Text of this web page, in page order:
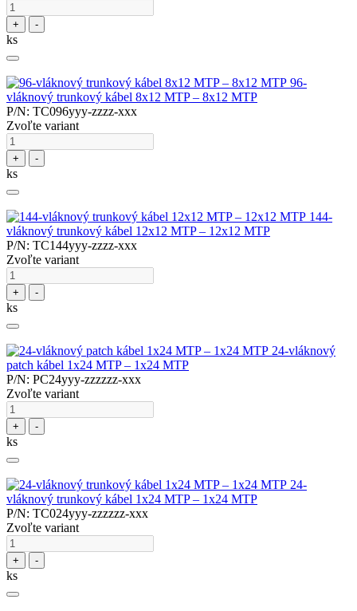
+ -
ks
96-
vláknový trunkový kábel 8x12 MTP – 8x12 MTP
P/N: TC096yyy-zzzz-xxx
Zvoľte variant
+ -
ks
144-
vláknový trunkový kábel 12x12 MTP – 12x12 MTP
P/N: TC144yyy-zzzz-xxx
Zvoľte variant
+ -
ks
24-vláknový
patch kábel 1x24 MTP – 1x24 MTP
P/N: PC24yyy-zzzzzz-xxx
Zvoľte variant
+ -
ks
24-
vláknový trunkový kábel 1x24 MTP – 1x24 MTP
P/N: TC024yyy-zzzzzz-xxx
Zvoľte variant
+ -
ks